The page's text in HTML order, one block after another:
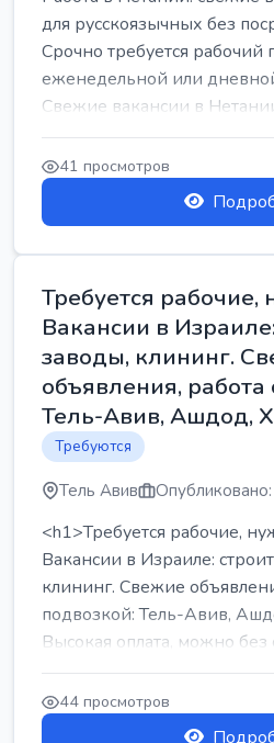
для русскоязычных без
Срочно требуется рабочий
еженедельной или
Свежие вакансии в Нетании
41 просмотров
Требуется рабочие,
Вакансии в
заводы, клининг.
объявления, работа
Тель-Авив, Ашдод,
Требуются
Тель Авив
<h1>Требуется рабочие,
Вакансии в Израиле:
клининг. Свежие
подвозкой: Тель-Авив,
Высокая оплата, можно
...
44 просмотров